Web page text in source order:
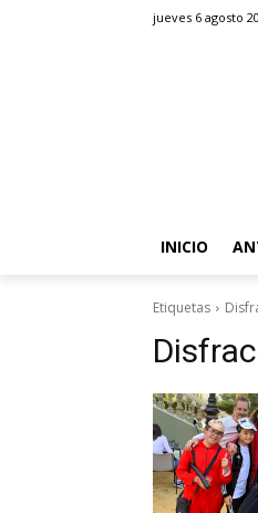
jueves 6 agosto
INICIO
Etiquetas